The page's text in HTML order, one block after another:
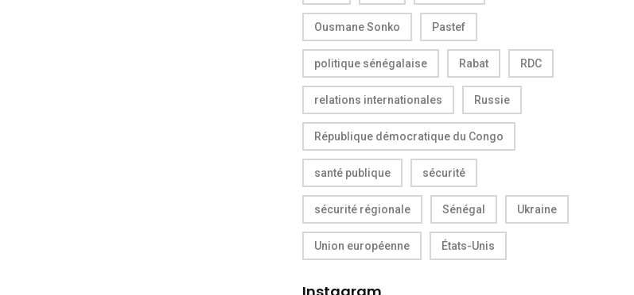
Ousmane Sonko Pastef
politique sénégalaise Rabat RDC
relations internationales Russie
République démocratique du Congo
santé publique sécurité
sécurité régionale Sénégal Ukraine
Union européenne États-Unis